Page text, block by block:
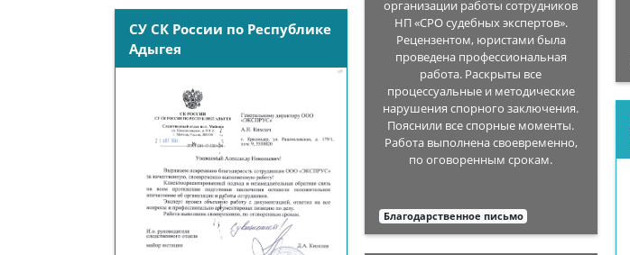
организации работы сотрудников
НП «СРО судебных экспертов».
Рецензентом, юристами была
проведена профессиональная
работа. Раскрыты все
процессуальные и методические
нарушения спорного заключения.
Пояснили все спорные моменты.
Работа выполнена своевременно,
по оговоренным срокам.
Благодарственное письмо
СУ СК России по Республике
Адыгея